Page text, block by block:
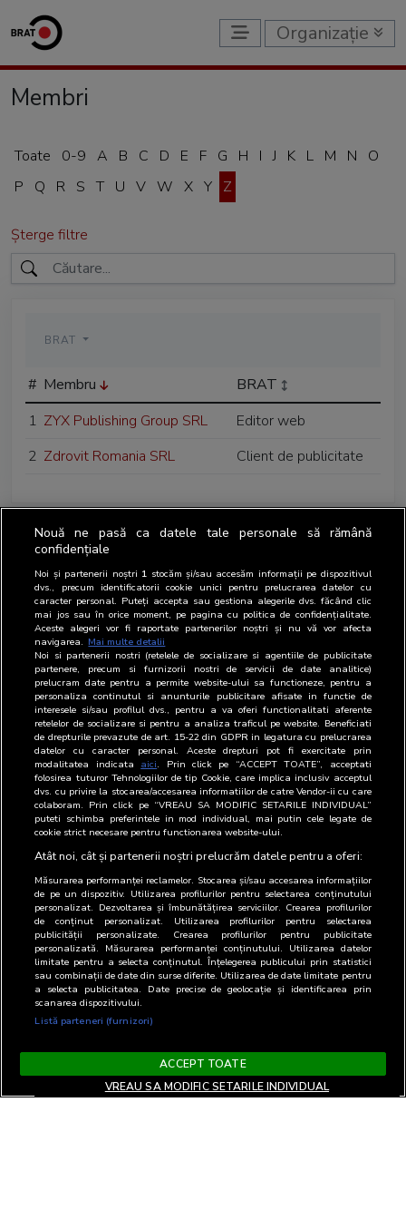
Organizație
Membri
Toate 0-9 A B C D E F G H I J K L M N
O
P
Q R S T U V W X Y Z
Șterge filtre
BRAT
# Membru
BRAT
1 ZYX Publishing Group SRL
Editor web
2 Zdrovit Romania SRL Client de publicitate
Nouă ne pasă ca datele tale personale să rămână
confidențiale
Noi și partenerii noștri 1 stocăm și/sau accesăm informații pe dispozitivul
dvs., precum identificatorii cookie unici pentru prelucrarea datelor cu
caracter personal. Puteți accepta sau gestiona alegerile dvs. făcând clic
mai jos sau în orice moment, pe pagina cu politica de confidențialitate.
Aceste alegeri vor fi raportate partenerilor noștri și nu vă vor afecta
navigarea. Mai multe detalii
Noi si partenerii nostri (retelele de socializare si agentiile de publicitate
partenere, precum si furnizorii nostri de servicii de date analitice)
prelucram date pentru a permite website-ului sa functioneze, pentru a
personaliza continutul si anunturile publicitare afisate in functie de
interesele si/sau profilul dvs., pentru a va oferi functionalitati aferente
retelelor de socializare si pentru a analiza traficul pe website. Beneficiati
de drepturile prevazute de art. 15-22 din GDPR in legatura cu prelucrarea
datelor cu caracter personal. Aceste drepturi pot fi exercitate prin
modalitatea indicata aici. Prin click pe “ACCEPT TOATE”, acceptati
folosirea tuturor Tehnologiilor de tip Cookie, care implica inclusiv acceptul
dvs. cu privire la stocarea/accesarea informatiilor de catre Vendor-ii cu care
colaboram. Prin click pe “VREAU SA MODIFIC SETARILE INDIVIDUAL”
puteti schimba preferintele in mod individual, mai putin cele legate de
cookie strict necesare pentru functionarea website-ului.
Atât noi, cât și partenerii noștri prelucrăm datele pentru a oferi:
Măsurarea performanței reclamelor. Stocarea și/sau accesarea informațiilor
de pe un dispozitiv. Utilizarea profilurilor pentru selectarea conținutului
personalizat. Dezvoltarea și îmbunătățirea serviciilor. Crearea profilurilor
de conținut personalizat. Utilizarea profilurilor pentru selectarea
publicității personalizate. Crearea profilurilor pentru publicitate
personalizată. Măsurarea performanței conținutului. Utilizarea datelor
limitate pentru a selecta conținutul. Înțelegerea publicului prin statistici
sau combinații de date din surse diferite. Utilizarea de date limitate pentru
a selecta publicitatea. Date precise de geolocație și identificarea prin
scanarea dispozitivului.
Listă parteneri (furnizori)
ACCEPT TOATE
VREAU SA MODIFIC SETARILE INDIVIDUAL